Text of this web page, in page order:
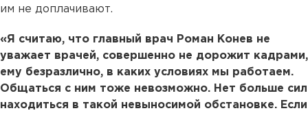
им не доплачивают.
«Я считаю, что главный врач Роман Конев не
уважает врачей, совершенно не дорожит кадрами,
ему безразлично, в каких условиях мы работаем.
Общаться с ним тоже невозможно. Нет больше сил
находиться в такой невыносимой обстановке. Если